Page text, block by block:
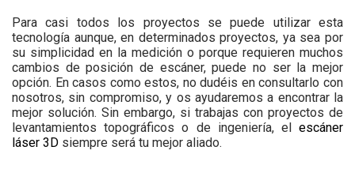
Para casi todos los proyectos se puede utilizar esta
tecnología aunque, en determinados proyectos, ya sea por
su simplicidad en la medición o porque requieren muchos
cambios de posición de escáner, puede no ser la mejor
opción. En casos como estos, no dudéis en consultarlo con
nosotros, sin compromiso, y os ayudaremos a encontrar la
mejor solución. Sin embargo, si trabajas con proyectos de
levantamientos topográficos o de ingeniería, el escáner
láser 3D siempre será tu mejor aliado.